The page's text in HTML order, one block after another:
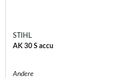
STIHL
AK 30 S accu
Andere